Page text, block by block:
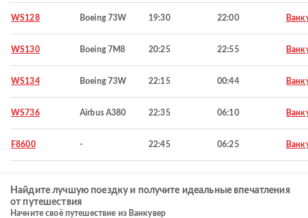
WS128 Boeing 73W 19:30 22:00
WS130 Boeing 7M8 20:25 22:55
WS134 Boeing 73W 22:15 00:44
WS736 Airbus A380 22:35 06:10
F8600 - 22:45 06:25
Найдите лучшую поездку и получите идеальные впечатления
от путешествия
Начните своё путешествие из Ванкувер